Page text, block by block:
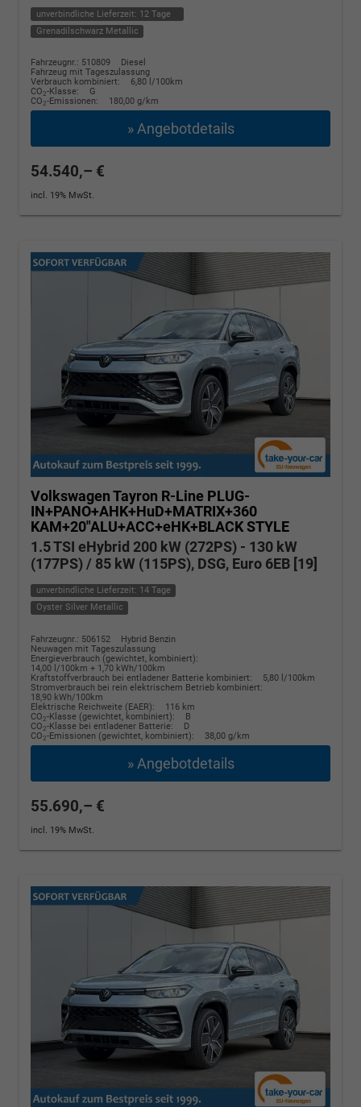
unverbindliche Lieferzeit: 12 Tage
Grenadilschwarz Metallic
Fahrzeugnr.: 510809
Diesel
Fahrzeug mit Tageszulassung
Verbrauch kombiniert:
6,80 l/100km
CO2-Klasse:
G
CO2-Emissionen: 180,00 g/km
» Angebotdetails
54.540,– €
incl. 19% MwSt.
Volkswagen Tayron R-Line PLUG-
IN+PANO+AHK+HuD+MATRIX+360
KAM+20"ALU+ACC+eHK+BLACK STYLE
1.5 TSI eHybrid 200 kW (272PS) - 130 kW
(177PS) / 85 kW (115PS), DSG, Euro 6EB [19]
unverbindliche Lieferzeit: 14 Tage
Oyster Silver Metallic
Fahrzeugnr.: 506152
Hybrid Benzin
Neuwagen mit Tageszulassung
Energieverbrauch (gewichtet, kombiniert):
14,00 l/100km + 1,70 kWh/100km
Kraftstoffverbrauch bei entladener Batterie kombiniert:
5,80 l/100km
Stromverbrauch bei rein elektrischem Betrieb kombiniert:
18,90 kWh/100km
Elektrische Reichweite (EAER):
116 km
CO2-Klasse (gewichtet, kombiniert):
B
CO2-Klasse bei entladener Batterie:
D
CO2-Emissionen (gewichtet, kombiniert): 38,00 g/km
» Angebotdetails
55.690,– €
incl. 19% MwSt.